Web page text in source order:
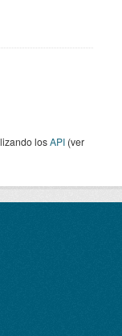
losAPI (ver